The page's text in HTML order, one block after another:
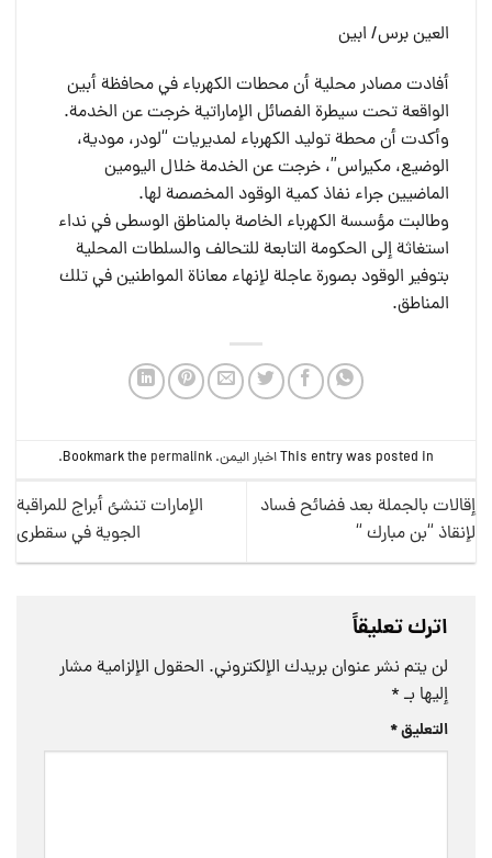
العين برس/ ابين
أفادت مصادر محلية أن محطات الكهرباء في محافظة أبين
الواقعة تحت سيطرة الفصائل الإماراتية خرجت عن الخدمة.
وأكدت أن محطة توليد الكهرباء لمديريات “لودر، مودية،
الوضيع، مكيراس”، خرجت عن الخدمة خلال اليومين
الماضيين جراء نفاذ كمية الوقود المخصصة لها.
وطالبت مؤسسة الكهرباء الخاصة بالمناطق الوسطى في نداء
استغاثة إلى الحكومة التابعة للتحالف والسلطات المحلية
بتوفير الوقود بصورة عاجلة لإنهاء معاناة المواطنين في تلك
المناطق.
This entry was posted inاخبار اليمن. Bookmark the
permalink
.
إقالات بالجملة بعد فضائح فساد
لإنقاذ “بن مبارك “
الإمارات تنشئ أبراج للمراقبة
الجوية في سقطرى
اترك تعليقاً
لن يتم نشر عنوان بريدك الإلكتروني. الحقول الإلزامية مشار
إليها بـ *
التعليق*